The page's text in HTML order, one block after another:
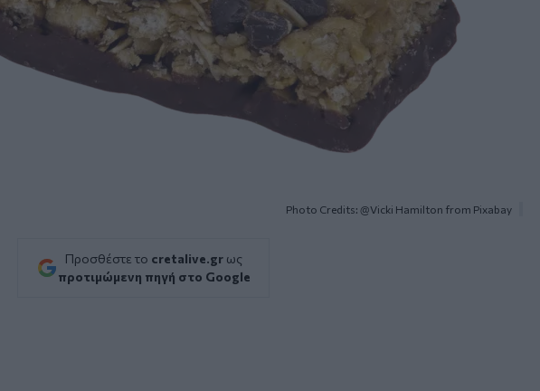
Photo Credits: @Vicki Hamilton from Pixabay
Προσθέστε το cretalive.gr ως
προτιμώμενη πηγή στο Google